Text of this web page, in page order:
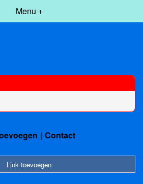
Menu +
Contact
Link toevoegen